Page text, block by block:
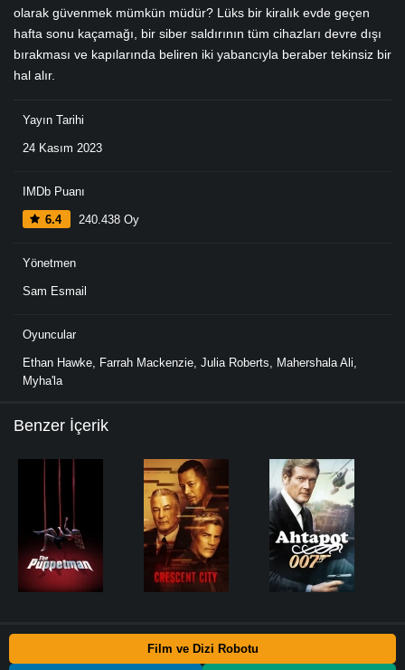
olarak güvenmek mümkün müdür? Lüks bir kiralık evde geçen
hafta sonu kaçamağı, bir siber saldırının tüm cihazları devre dışı
bırakması ve kapılarında beliren iki yabancıyla beraber tekinsiz bir
hal alır.
Yayın Tarihi
24 Kasım 2023
IMDb Puanı
6.4 240.438 Oy
Yönetmen
Sam Esmail
Oyuncular
Ethan Hawke, Farrah Mackenzie, Julia Roberts, Mahershala Ali,
Myha'la
Benzer İçerik
Film ve Dizi Robotu